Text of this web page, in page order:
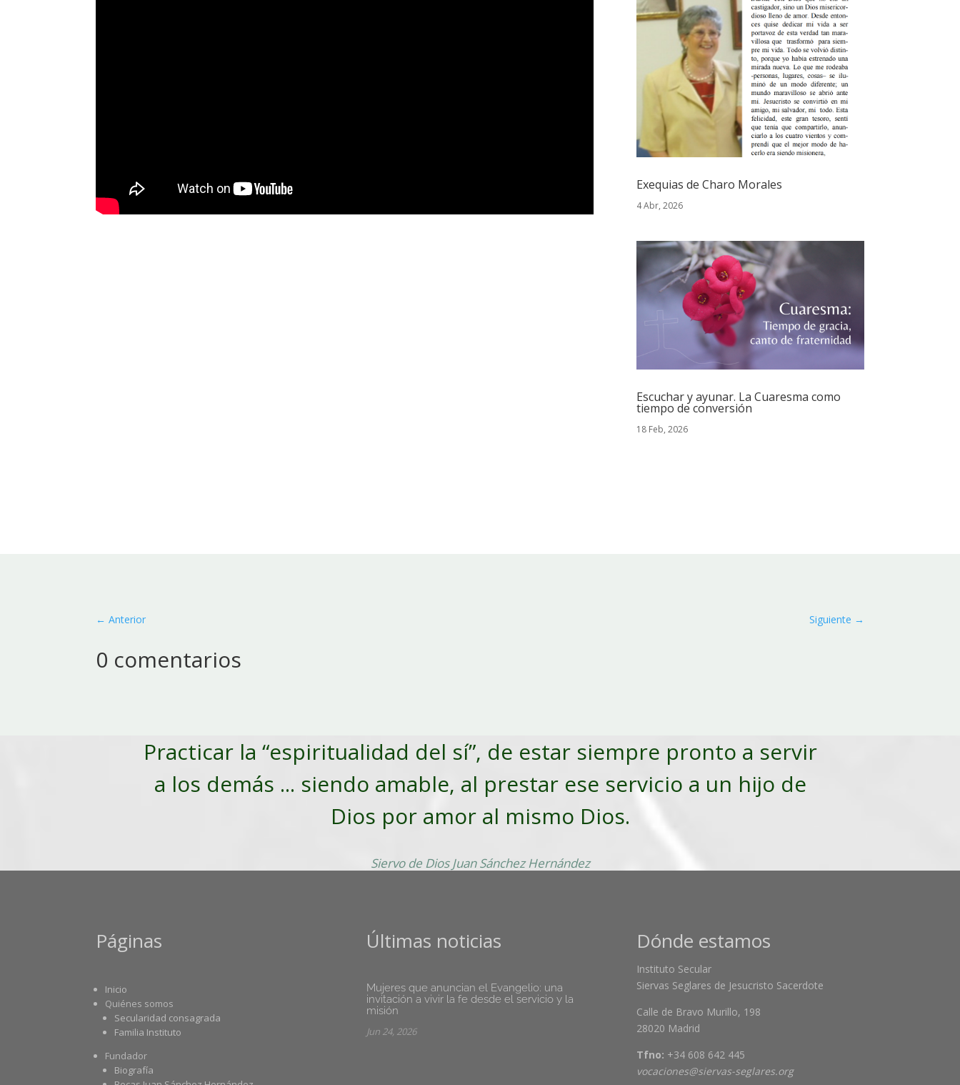
Exequias de Charo Morales
4 Abr, 2026
Escuchar y ayunar. La Cuaresma como
tiempo de conversión
18 Feb, 2026
←Anterior Siguiente →
0 comentarios
Practicar la “espiritualidad del sí”, de estar siempre pronto a servir
a los demás ... siendo amable, al prestar ese servicio a un hijo de
Dios por amor al mismo Dios.
Siervo de Dios Juan Sánchez Hernández
Páginas
Inicio
Quiénes somos
Secularidad consagrada
Familia Instituto
Fundador
Biografía
Últimas noticias
Mujeres que anuncian el Evangelio: una
invitación a vivir la fe desde el servicio y la
misión
Jun 24, 2026
Dónde estamos
Instituto Secular
Siervas Seglares de Jesucristo Sacerdote
Calle de Bravo Murillo, 198
28020 Madrid
Tfno: +34 608 642 445
vocaciones@siervas-seglares.org